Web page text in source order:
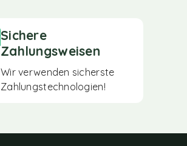
Sichere
Zahlungsweisen
Wir verwenden sicherste
Zahlungstechnologien!